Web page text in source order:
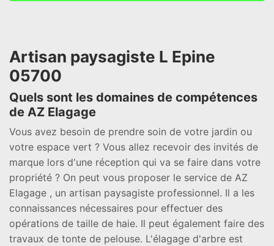
Artisan paysagiste L Epine
05700
Quels sont les domaines de compétences
de AZ Elagage
Vous avez besoin de prendre soin de votre jardin ou
votre espace vert ? Vous allez recevoir des invités de
marque lors d'une réception qui va se faire dans votre
propriété ? On peut vous proposer le service de AZ
Elagage , un artisan paysagiste professionnel. Il a les
connaissances nécessaires pour effectuer des
opérations de taille de haie. Il peut également faire des
travaux de tonte de pelouse. L'élagage d'arbre est